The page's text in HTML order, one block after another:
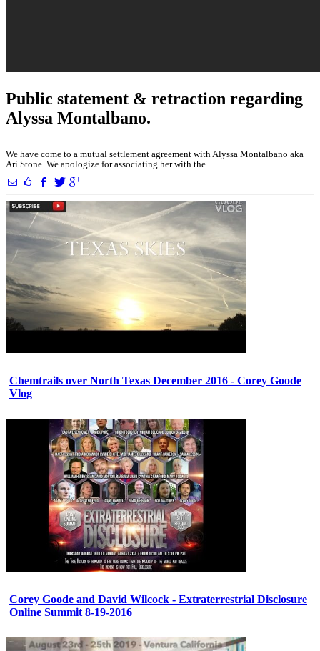
Public statement & retraction regarding
Alyssa Montalbano.
We have come to a mutual settlement agreement with Alyssa Montalbano aka
Ari Stone. We apologize for associating her with the ...
Chemtrails over North Texas December 2016 - Corey Goode
Vlog
Corey Goode and David Wilcock - Extraterrestrial Disclosure
Online Summit 8-19-2016